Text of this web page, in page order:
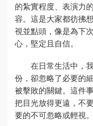
的紮實程度、表演力
容。這是大家都彷彿
視並點頭，像是為下
心，堅定且自信。
在日常生活中，
份，卻忽略了必要的
被擊敗的關鍵。這件
把目光放得更遠，不
要的不可忽略或輕視。